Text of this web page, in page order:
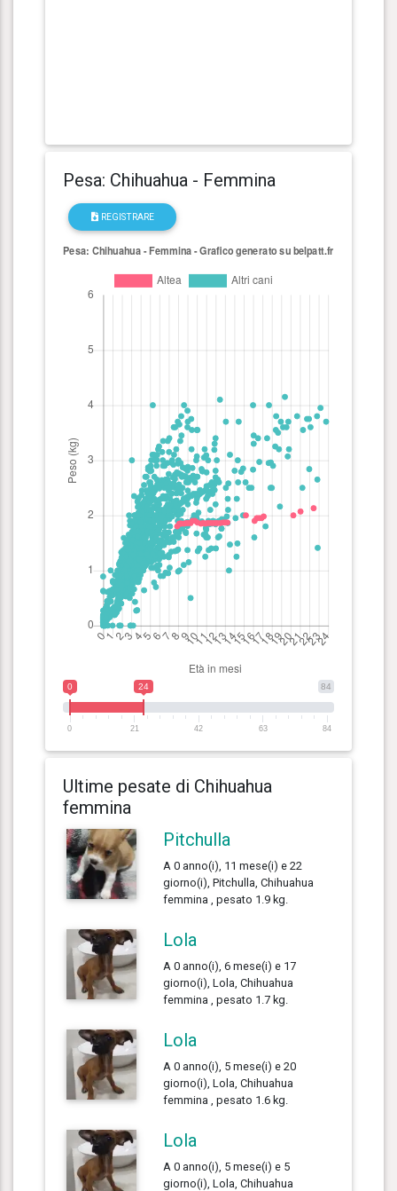
Pesa: Chihuahua - Femmina
REGISTRARE
84
0 24
0 21 42 63 84
Ultime pesate di Chihuahua
femmina
Pitchulla
A 0 anno(i), 11 mese(i) e 22
giorno(i), Pitchulla, Chihuahua
femmina , pesato 1.9 kg.
Lola
A 0 anno(i), 6 mese(i) e 17
giorno(i), Lola, Chihuahua
femmina , pesato 1.7 kg.
Lola
A 0 anno(i), 5 mese(i) e 20
giorno(i), Lola, Chihuahua
femmina , pesato 1.6 kg.
Lola
A 0 anno(i), 5 mese(i) e 5
giorno(i), Lola, Chihuahua